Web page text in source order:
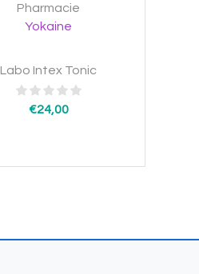
Pharmacie
Yokaine
Labo Intex Tonic
€24,00